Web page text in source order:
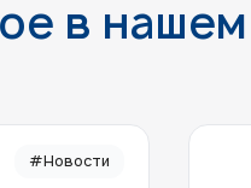
в
#Новости